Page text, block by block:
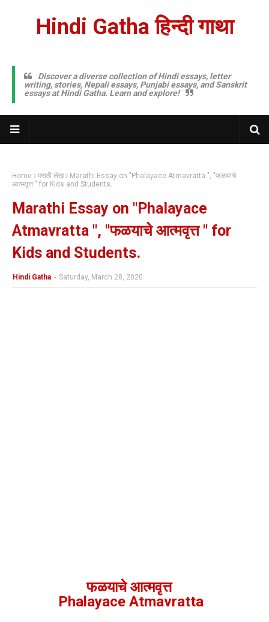
Hindi Gatha हिन्दी गाथा
Discover a diverse collection of Hindi essays, letter
writing, stories, Nepali essays, Punjabi essays, and Sanskrit
essays at Hindi Gatha. Learn and explore!
Home मराठी लेख
Marathi Essay on "Phalayace Atmavratta ", "फळयाचे
आत्मवृत्त " for Kids and Students.
Marathi Essay on "Phalayace
Atmavratta ", "फळयाचे आत्मवृत्त " for
Kids and Students.
Hindi Gatha - Saturday, March 28, 2020
फळयाचे आत्मवृत्त
Phalayace Atmavratta